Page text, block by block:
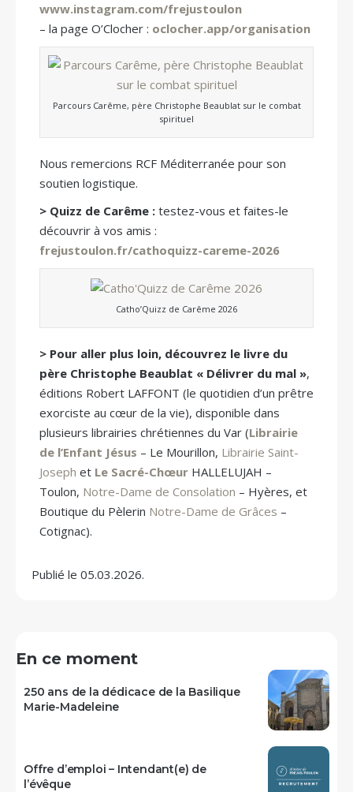
www.instagram.com/frejustoulon
– la page O’Clocher : oclocher.app/organisation
Parcours Carême, père Christophe Beaublat sur le combat
spirituel
Nous remercions RCF Méditerranée pour son
soutien logistique.
> Quizz de Carême : testez-vous et faites-le
découvrir à vos amis :
frejustoulon.fr/cathoquizz-careme-2026
Catho’Quizz de Carême 2026
> Pour aller plus loin, découvrez le livre du
père Christophe Beaublat « Délivrer du mal »,
éditions Robert LAFFONT (le quotidien d’un prêtre
exorciste au cœur de la vie), disponible dans
plusieurs librairies chrétiennes du Var (Librairie
de l’Enfant Jésus – Le Mourillon, Librairie Saint-
Joseph et Le Sacré-Chœur HALLELUJAH –
Toulon, Notre-Dame de Consolation – Hyères, et
Boutique du Pèlerin Notre-Dame de Grâces –
Cotignac).
Publié le 05.03.2026.
En ce moment
250 ans de la dédicace de la Basilique
Marie-Madeleine
Offre d’emploi – Intendant(e) de
l’évêque